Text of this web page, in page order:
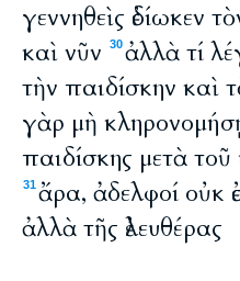
γεννηθεὶς ἐδίωκεν
καὶ νῦν
30ἀλλὰ τί
τὴν παιδίσκην καὶ
γὰρ μὴ
παιδίσκης μετὰ τοῦ
31ἄρα, ἀδελφοί οὐκ
ἀλλὰ τῆς ἐλευθέρας